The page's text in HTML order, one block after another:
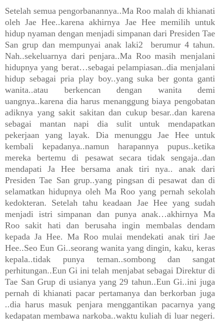
Setelah semua pengorbanannya..Ma Roo malah di khianati
oleh Jae Hee..karena akhirnya Jae Hee memilih untuk
hidup nyaman dengan menjadi simpanan dari Presiden Tae
San grup dan mempunyai anak laki2
berumur 4 tahun.
Nah..sekeluarnya dari penjara..Ma Roo masih menjalani
hidupnya yang berat…sebagai pelampiasan..dia menjalani
hidup sebagai pria play boy..yang suka ber gonta ganti
wanita..atau berkencan dengan wanita demi
uangnya..karena dia harus menanggung biaya pengobatan
adiknya yang sakit sakitan dan cukup besar..dan karena
sebagai mantan napi dia sulit untuk mendapatkan
pekerjaan yang layak. Dia menunggu Jae Hee untuk
kembali kepadanya..namun harapannya pupus..ketika
mereka bertemu di pesawat secara tidak sengaja..dan
mendapati Ja Hee bersama anak tiri nya.. anak dari
Presiden Tae San grup..yang pingsan di pesawat dan di
selamatkan hidupnya oleh Ma Roo yang pernah sekolah
kedokteran. Setelah tahu keadaan Jae Hee yang sudah
menjadi istri simpanan dan punya anak…akhirnya Ma
Roo sakit hati dan berusaha ingin membalas dendam
kepada Ja Hee. Ma Roo mulai mendekati anak tiri Jae
Hee..Seo Eun Gi..seorang wanita yang dingin, kaku, keras
kepala..tidak punya teman..sombong dan sangat
perhitungan..Eun Gi ini telah menjabat sebagai Direktur di
Tae San Grup di usianya yang 29 tahun..Eun Gi..ini juga
pernah di khianati pacar pertamanya dan berkorban juga
..dia harus masuk penjara menggantikan pacarnya yang
kedapatan membawa narkoba..waktu kuliah di luar negeri.